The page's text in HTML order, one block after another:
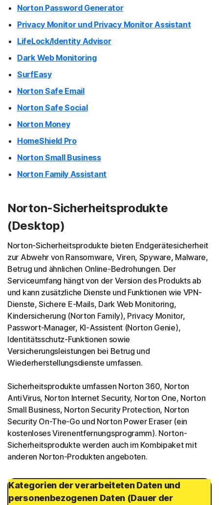
Norton Password Generator
Privacy Monitor und Privacy Monitor Assistant
LifeLock/Identity Advisor
Dark Web Monitoring
SurfEasy
Norton Safe Email
Norton Safe Social
Norton Money
HomeShield Pro
Norton Small Business
Norton Family Assistant
Norton-Sicherheitsprodukte
(Desktop)
Norton-Sicherheitsprodukte bieten Endgerätesicherheit
zur Abwehr von Ransomware, Viren, Spyware, Malware,
Betrug und ähnlichen Online-Bedrohungen. Der
Serviceumfang hängt von der Version des Produkts ab
und kann zusätzliche Dienste und Funktionen wie VPN-
Dienste, Sichere E-Mails, Dark Web Monitoring,
Kindersicherung (Norton Family), Privacy Monitor,
Passwort-Manager, KI-Assistent (Norton Genie),
Identitätsschutz-Funktionen sowie
Versicherungsleistungen bei Betrug und
Wiederherstellungsdienste umfassen.
Sicherheitsprodukte umfassen Norton 360, Norton
AntiVirus, Norton Internet Security, Norton One, Norton
Small Business, Norton Security Protection, Norton
Security On-The-Go und Norton Power Eraser (ein
kostenloses Virenentfernungsprogramm). Norton-
Sicherheitsprodukte werden auch im Kombipaket mit
anderen Norton-Produkten angeboten.
Kategorien der verarbeiteten Daten und
personenbezogenen Daten (Dauer der